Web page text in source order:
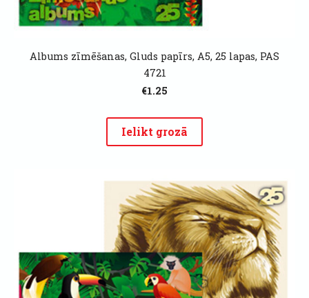
Albums zīmēšanas, Gluds papīrs, A5, 25 lapas, PAS
4721
€1.25
Ielikt grozā